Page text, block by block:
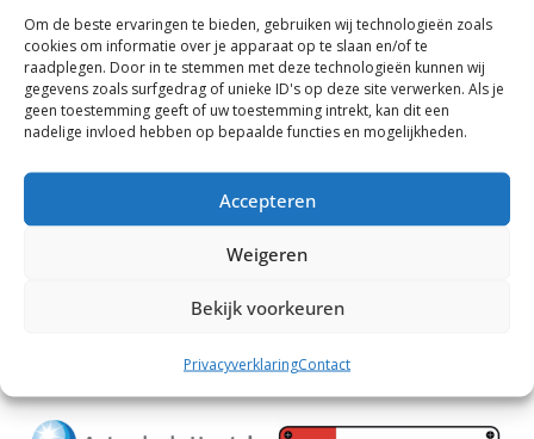
Om de beste ervaringen te bieden, gebruiken wij technologieën zoals
cookies om informatie over je apparaat op te slaan en/of te
raadplegen. Door in te stemmen met deze technologieën kunnen wij
gegevens zoals surfgedrag of unieke ID's op deze site verwerken. Als je
geen toestemming geeft of uw toestemming intrekt, kan dit een
nadelige invloed hebben op bepaalde functies en mogelijkheden.
Accepteren
Weigeren
Bekijk voorkeuren
PrivacyverklaringContact
komen.
Sponsoren